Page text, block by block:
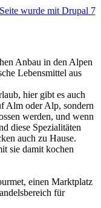
wurde mit Drupal 7
Anbau in den Alpen
Lebensmittel aus
hier gibt es auch
Alm oder Alp, sondern
werden, und wenn
diese Spezialitäten
auch zu Hause.
sie damit kochen
einen Marktplatz
für